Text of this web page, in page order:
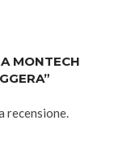
MONTECH
recensione.